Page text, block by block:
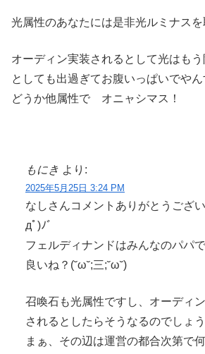
光属性のあなたには是非光ルミナス
オーディン実装されるとして光はも
としても出過ぎてお腹いっぱいでや
どうか他属性で オニャシマス！
もにき より:
2025年5月25日 3:24 PM
なしさんコメントありがとうござ
дﾟ)ﾉ゛
フェルディナンドはみんなのパパで
良いね？(˘ω˘;三;˘ω˘)
召喚石も光属性ですし、オーディ
されるとしたらそうなるのでしょう
まぁ、その辺は運営の都合次第で